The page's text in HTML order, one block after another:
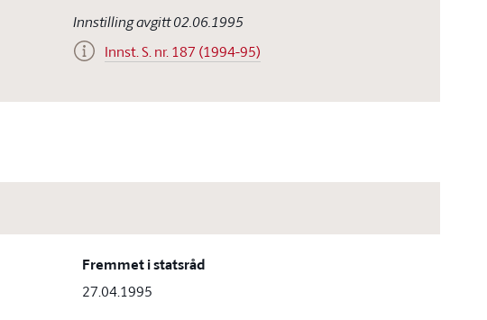
Innstilling avgitt 02.06.1995
Innst. S. nr. 187 (1994-95)
Fremmet i statsråd
27.04.1995